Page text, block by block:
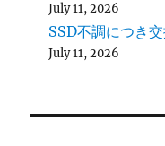
July 11, 2026
SSD不調につき
July 11, 2026